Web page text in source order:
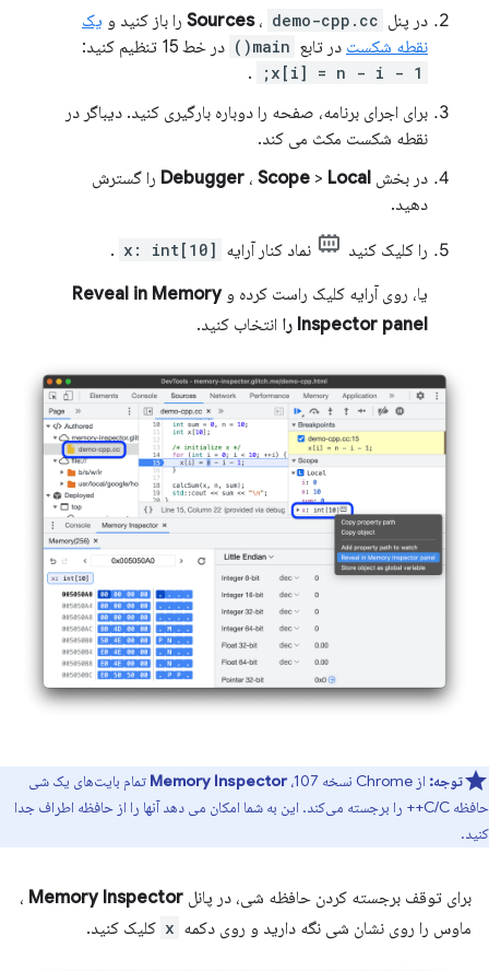
در پنل
Sources، demo-cpp.cc را باز کنید و یک
نقطه شکست در تابع main() در خط 15 تنظیم کنید:
x[i] = n - i - 1;
.
برای اجرای برنامه، صفحه را دوباره بارگیری کنید. دیباگر در
نقطه شکست مکث می کند.
در بخش
Debugger ، Scope > Local
را گسترش
دهید.
را کلیک کنید نماد کنار آرایه x: int[10]
.
یا، روی آرایه کلیک راست کرده وReveal in Memory
Inspector panel را
انتخاب کنید.
توجه: از Chrome نسخه 107، Memory Inspector تمام بایت‌های یک شی
حافظه C/C++ را برجسته می‌کند. این به شما امکان می دهد آنها را از حافظه اطراف جدا
کنید.
برای توقف برجسته کردن حافظه شی، در پانل Memory Inspector ،
ماوس را روی نشان شی نگه دارید و روی دکمه x کلیک کنید.